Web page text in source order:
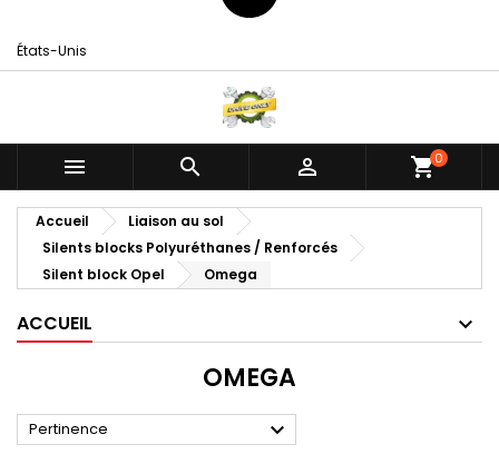
États-Unis
   shopping_cart0
Accueil
Liaison au sol
Silents blocks Polyuréthanes / Renforcés
Silent block Opel
Omega
ACCUEIL
OMEGA
Pertinence 